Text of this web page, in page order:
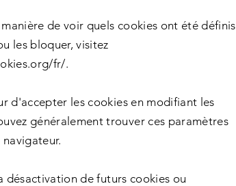
de voir quels cookies ont été définis
les bloquer, visitez
fr/.
d'accepter les cookies en modifiant les
généralement trouver ces paramètres
désactivation de futurs cookies ou